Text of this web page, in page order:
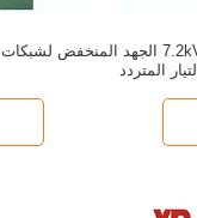
7.2kV 12kV 17.5kV LV الجهد المنخفض لشبكات
التيار المتردد